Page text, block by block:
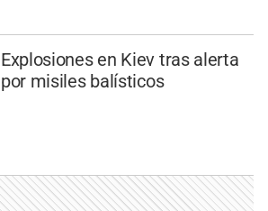
Explosiones en Kiev tras alerta
por misiles balísticos